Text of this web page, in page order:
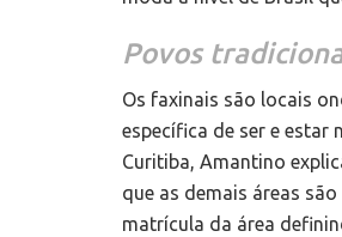
Povos
Os faxinais são locais
específica de ser e
Curitiba, Amantino
que as demais áreas
matrícula da área